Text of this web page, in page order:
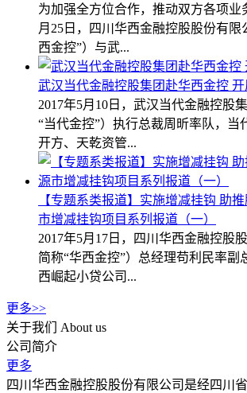
为加强全方位合作，推动双方各项业
月25日，四川华西金融控股股份有限
西金控”）与武...
武汉当代金融控股集团赴华西金控
2017年5月10日，武汉当代金融控股
“当代金控”）执行总裁周昕率队，当
开方、天乾资管...
【专题系类报道】实施增减挂钩 助
市增减挂钩项目系列报道（一）
2017年5月17日，四川华西金融控股
简称“华西金控”）总经理苟利民率副
西崛起小贷公司...
更多>>
关于我们
About us
公司简介
更多
四川华西金融控股股份有限公司是经四川